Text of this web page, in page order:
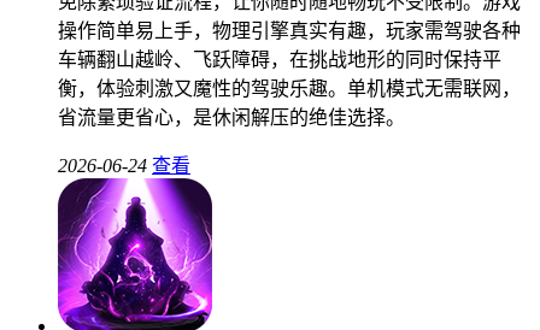
操作简单易上手，物理引擎真实有趣，玩家需驾驶各种
车辆翻山越岭、飞跃障碍，在挑战地形的同时保持平
衡，体验刺激又魔性的驾驶乐趣。单机模式无需联网，
省流量更省心，是休闲解压的绝佳选择。
2026-06-24 查看